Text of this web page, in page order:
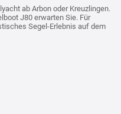
ab Arbon oder Kreuzlingen.
J80 erwarten Sie. Für
Segel-Erlebnis auf dem